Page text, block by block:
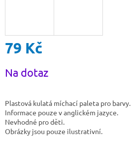
79 Kč
cena:
Na dotaz
Plastová kulatá míchací paleta pro barvy.
Informace pouze v anglickém jazyce.
Nevhodné pro děti.
Obrázky jsou pouze ilustrativní.